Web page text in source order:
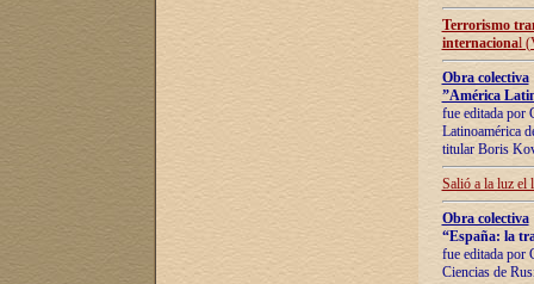
Terrorismo
internacional
Obra colectiva
”América
fue editada por
Latinoamérica
titular Boris
Salió a la luz el
Obra colectiva
“España: la
fue editada por
Ciencias de